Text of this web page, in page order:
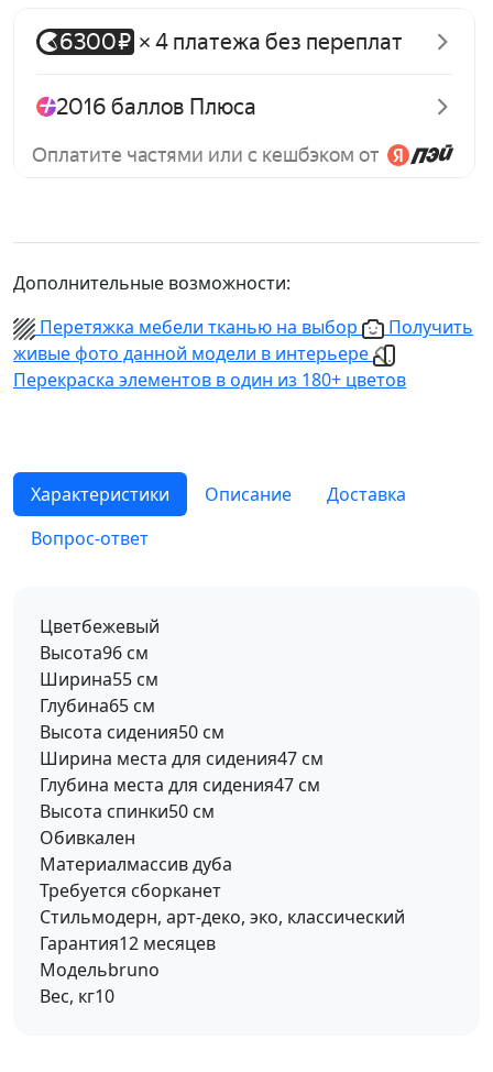
Дополнительные возможности:
Перетяжка мебели тканью на выбор
Получить
живые фото данной модели в интерьере
Перекраска элементов в один из 180+ цветов
Характеристики Описание
Доставка
Вопрос-ответ
Цветбежевый
Высота96 см
Ширина55 см
Глубина65 см
Высота сидения50 см
Ширина места для сидения47 см
Глубина места для сидения47 см
Высота спинки50 см
Обивкален
Материалмассив дуба
Требуется сборканет
Стильмодерн, арт-деко, эко, классический
Гарантия12 месяцев
Модельbruno
Вес, кг10